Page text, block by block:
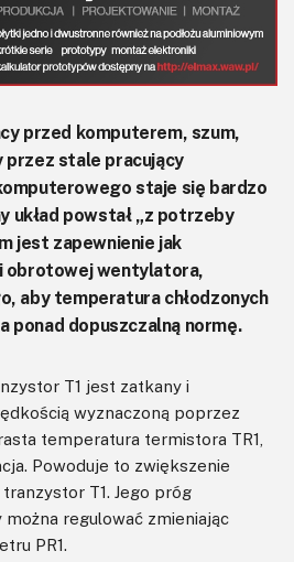
przed komputerem, szum,
stale pracujący
staje się bardzo
układ powstał „z potrzeby
jest zapewnienie jak
obrotowej wentylatora,
aby temperatura chłodzonych
ponad dopuszczalną normę.
T1 jest zatkany i
wyznaczoną poprzez
temperatura termistora TR1,
Powoduje to zwiększenie
T1. Jego próg
można regulować zmieniając
PR1.